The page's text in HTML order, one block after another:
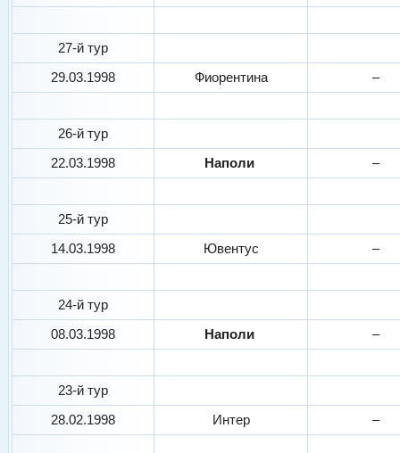
27-й тур
29.03.1998
Фиорентина –
26-й тур
22.03.1998
Наполи –
25-й тур
14.03.1998
Ювентус –
24-й тур
08.03.1998
Наполи –
23-й тур
28.02.1998
Интер –